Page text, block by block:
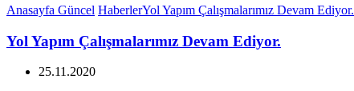
Anasayfa Güncel HaberlerYol Yapım Çalışmalarımız Devam Ediyor.
Yol Yapım Çalışmalarımız Devam Ediyor.
25.11.2020